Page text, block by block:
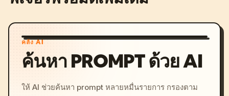
คลัง AI
ค้นหา PROMPT ด้วย AI
ให้ AI ช่วยค้นหา prompt หลายหมื่นรายการ กรองตาม